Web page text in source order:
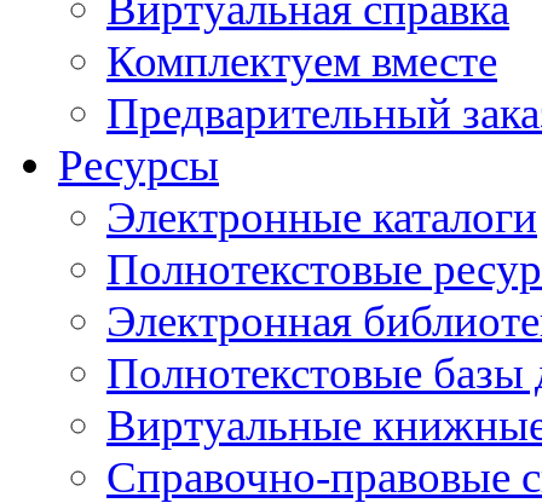
Комплектуем вместе
Предварительный
Ресурсы
Электронные каталоги
Полнотекстовые
Электронная
Полнотекстовые
Виртуальные
Справочно-правовые